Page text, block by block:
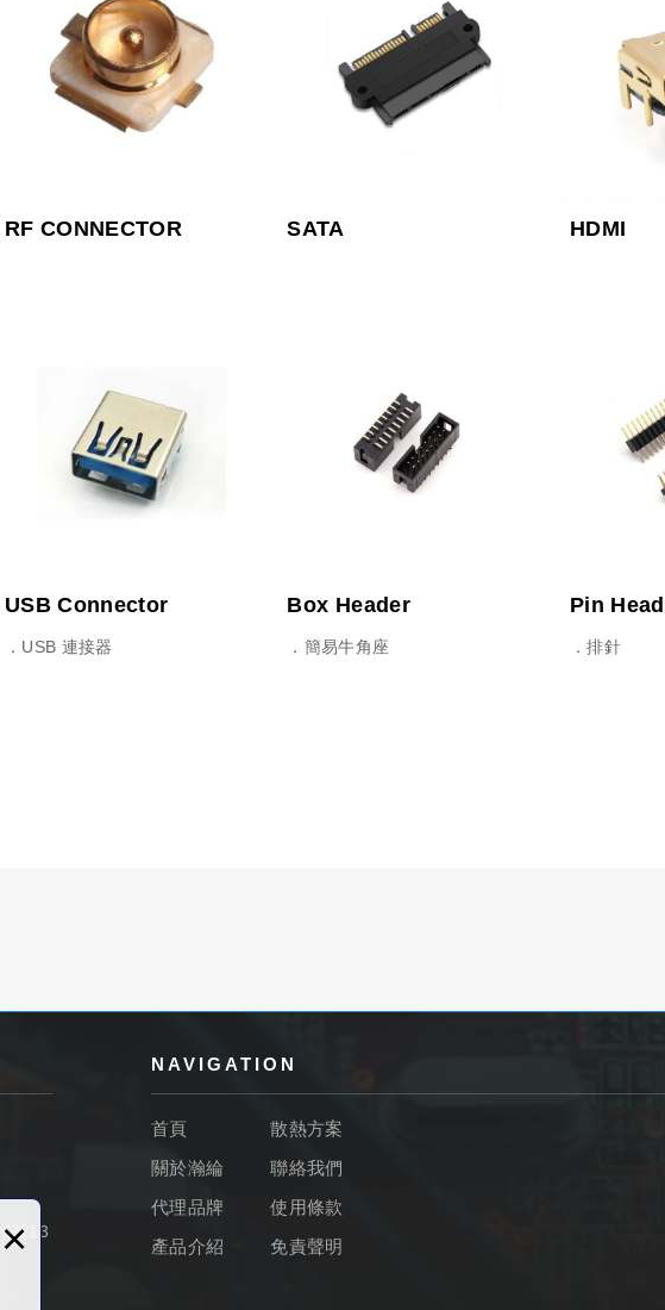
×
RF CONNECTOR SATA HDMI
USB Connector
．USB 連接器
Box Header
．簡易牛角座
Pin
．排針
96號13
NAVIGATION
首頁
關於瀚綸
代理品牌
產品介紹
散熱方案
聯絡我們
使用條款
免責聲明